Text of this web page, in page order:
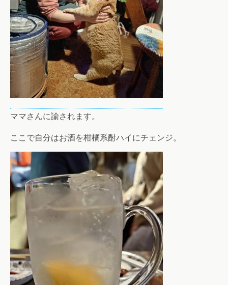
ママさんに諭されます。
ここで自分はお酒を柑橘系酎ハイにチェンジ。